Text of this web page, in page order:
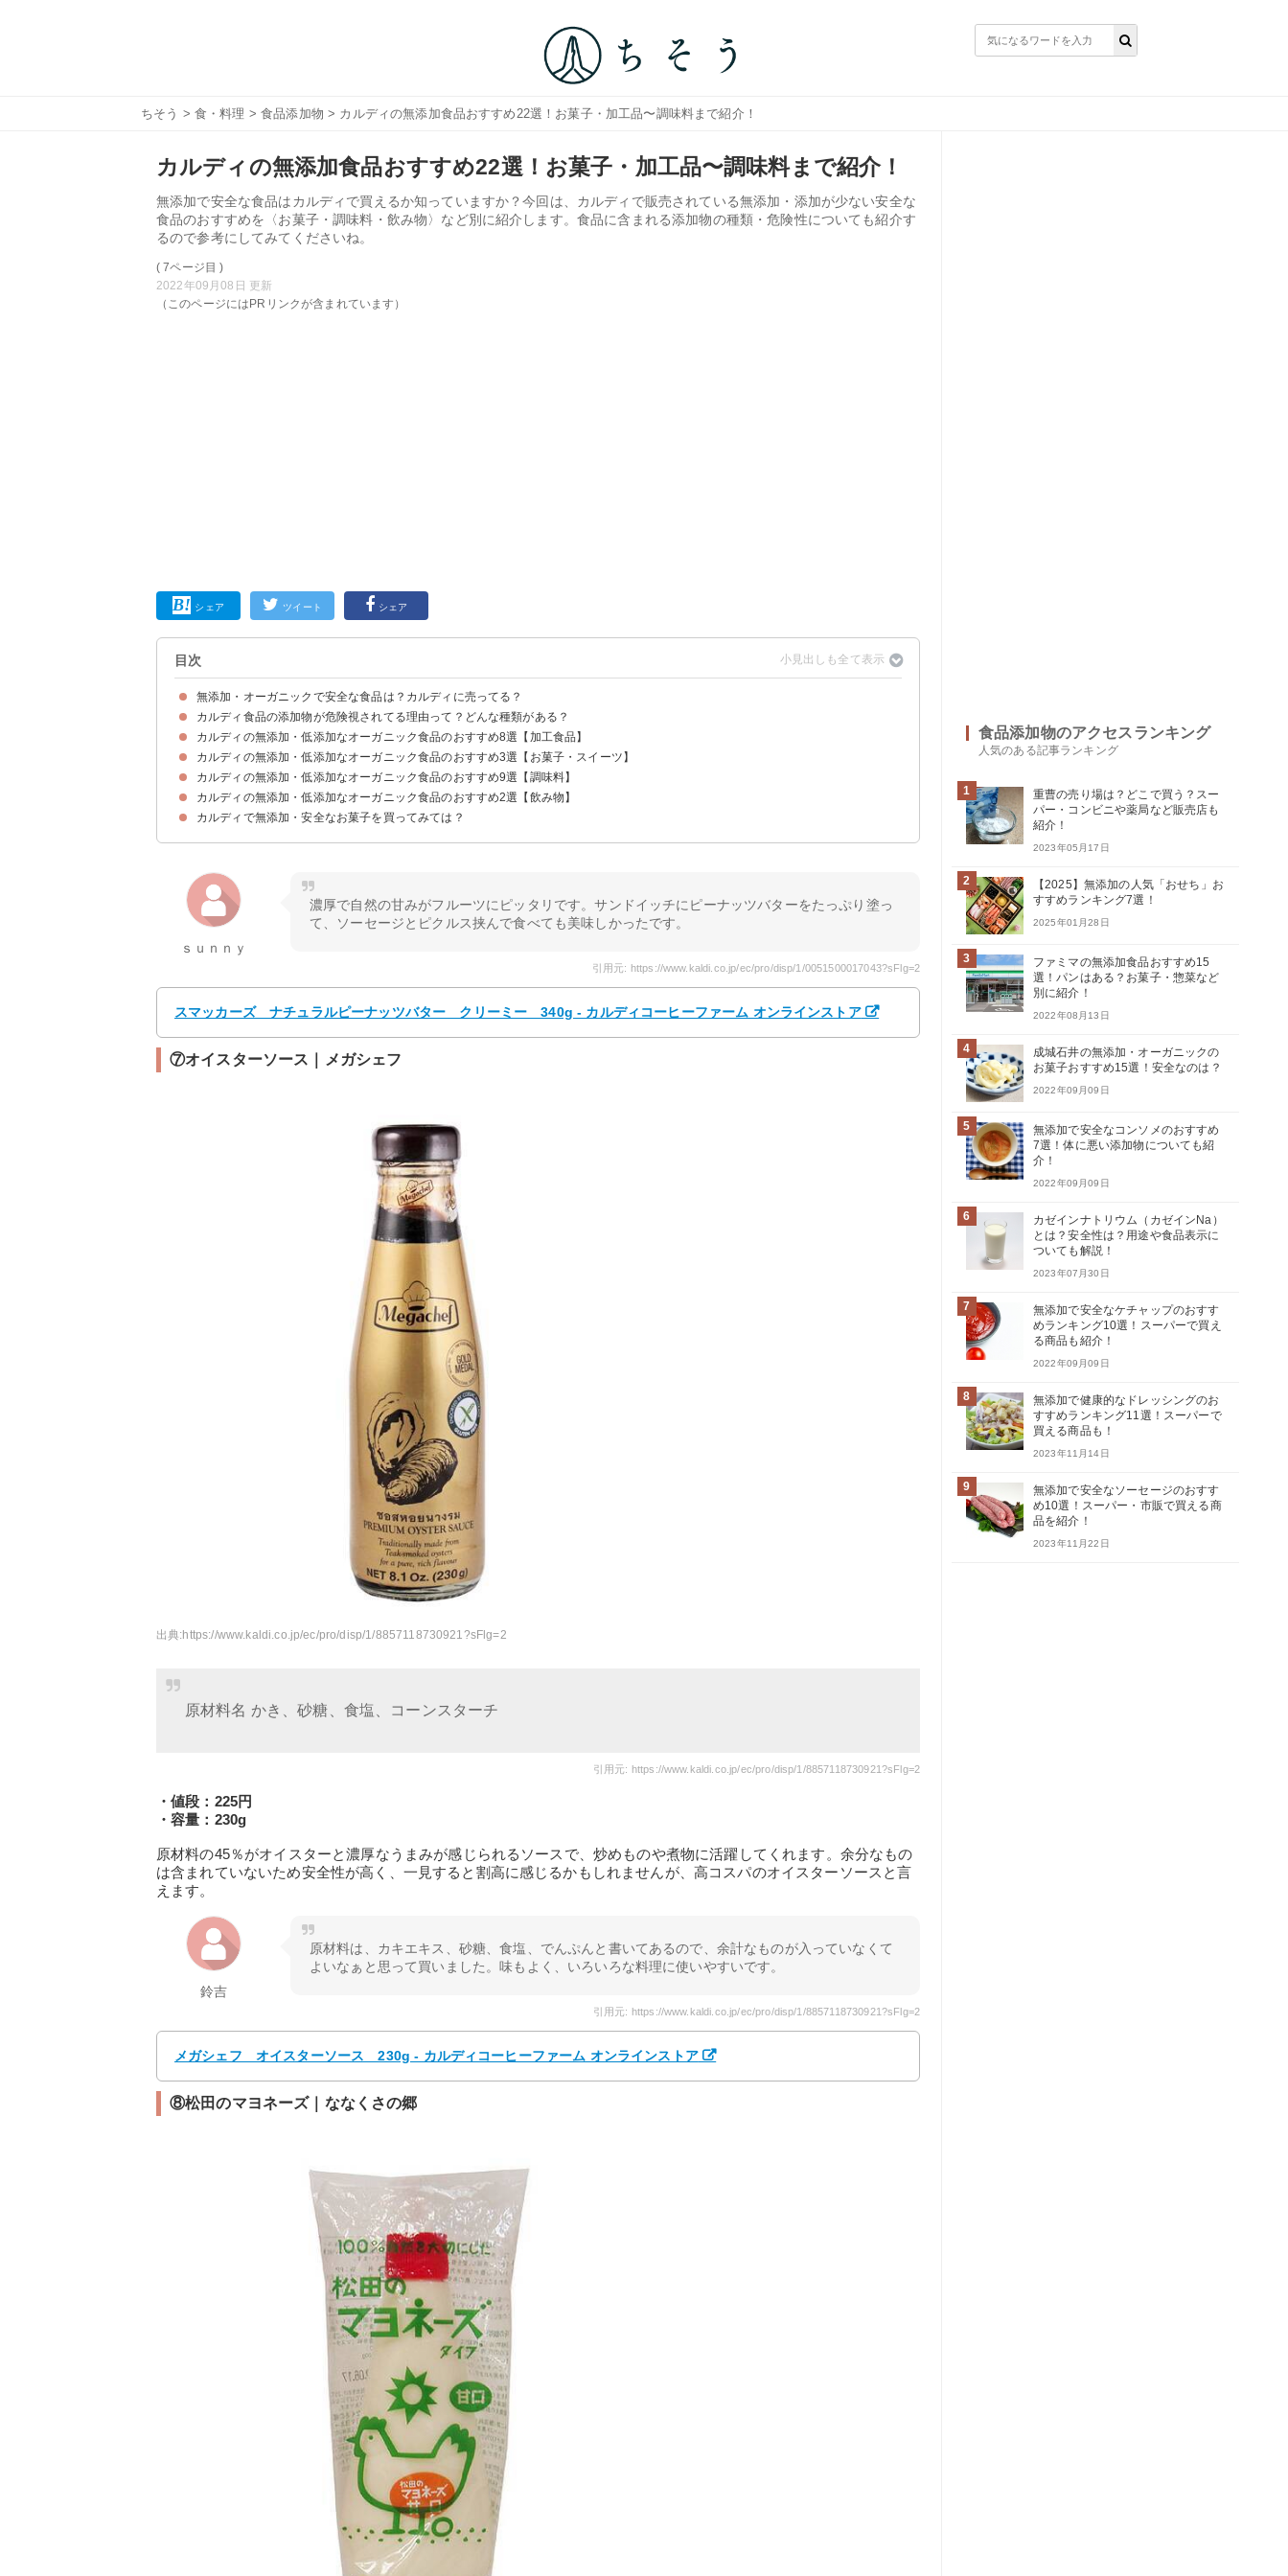
ちそう > 食・料理 >食品添加物 > カルディの無添加食品おすすめ22選！お菓子・加工品〜調味料まで紹介！
カルディの無添加食品おすすめ22選！お菓子・加工品〜調味料まで紹介！
無添加で安全な食品はカルディで買えるか知っていますか？今回は、カルディで販売されている無添加・添加が少ない安全な
食品のおすすめを〈お菓子・調味料・飲み物〉など別に紹介します。食品に含まれる添加物の種類・危険性についても紹介す
るので参考にしてみてくださいね。
( 7ページ目 )
2022年09月08日 更新
（このページにはPRリンクが含まれています）
シェア ツイート シェア
目次
無添加・オーガニックで安全な食品は？カルディに売ってる？
カルディ食品の添加物が危険視されてる理由って？どんな種類がある？
添加物①保存料・防腐剤
添加物②人工甘味料
添加物③着色料
カルディの無添加・低添加なオーガニック食品のおすすめ8選【加工食品】
①パスタソースボロネーゼウィズバローロ｜フレスキサポーリ
②レモンチキンカレー｜カルディ
③ホットケーキミックス｜ママズキッチン
④グリーンカレーペースト｜メープロイ
⑤ジャルフレージ｜ギータ
⑥韓国ふりかけジャバン海苔｜韓国キッチン
⑦プロシュート切り落とし｜カルディ
⑧有機シリアルファイバープレミアム｜エルサンク・ジャポン
カルディの無添加・低添加なオーガニック食品のおすすめ3選【お菓子・スイーツ】
①メープルくるみ｜カルディ
②フルーツ＆ナッツミックス｜カルディ
③三温糖きなこねじり｜もへじ
カルディの無添加・低添加なオーガニック食品のおすすめ9選【調味料】
①にんにくごたれ｜信州自然王国
②有機ライム果汁｜ライムリービオ
③マスタードイエロー｜スパイスコートオーガニック
④ほんスープチキン｜萬有栄養
⑤厳選白だし｜もへじ
⑥ナチュラルピーナッツバター｜スマッカーズ
⑦オイスターソース｜メガシェフ
⑧松田のマヨネーズ｜ななくさの郷
⑨野菜がいっぱいごぼうドレッシング｜カルディ
カルディの無添加・低添加なオーガニック食品のおすすめ2選【飲み物】
①もへじ鹿児島県産ごぼう茶｜もへじ
②カフェカルディドリップ有機プレミアムブレンド｜カルディ
カルディで無添加・安全なお菓子を買ってみては？
ｓｕｎｎｙ
濃厚で自然の甘みがフルーツにピッタリです。サンドイッチにピーナッツバターをたっぷり塗っ
て、ソーセージとピクルス挟んで食べても美味しかったです。
引用元: https://www.kaldi.co.jp/ec/pro/disp/1/0051500017043?sFlg=2
スマッカーズ ナチュラルピーナッツバター クリーミー 340g - カルディコーヒーファーム オンラインストア
⑦オイスターソース｜メガシェフ
出典:https://www.kaldi.co.jp/ec/pro/disp/1/8857118730921?sFlg=2
原材料名 かき、砂糖、食塩、コーンスターチ
引用元: https://www.kaldi.co.jp/ec/pro/disp/1/8857118730921?sFlg=2
・値段：225円
・容量：230g
原材料の45％がオイスターと濃厚なうまみが感じられるソースで、炒めものや煮物に活躍してくれます。余分なもの
は含まれていないため安全性が高く、一見すると割高に感じるかもしれませんが、高コスパのオイスターソースと言
えます。
鈴吉
原材料は、カキエキス、砂糖、食塩、でんぷんと書いてあるので、余計なものが入っていなくて
よいなぁと思って買いました。味もよく、いろいろな料理に使いやすいです。
引用元: https://www.kaldi.co.jp/ec/pro/disp/1/8857118730921?sFlg=2
メガシェフ オイスターソース 230g - カルディコーヒーファーム オンラインストア
⑧松田のマヨネーズ｜ななくさの郷
食品添加物のアクセスランキング
人気のある記事ランキング
1
重曹の売り場は？どこで買う？スー
パー・コンビニや薬局など販売店も
紹介！
2023年05月17日
2
【2025】無添加の人気「おせち」お
すすめランキング7選！
2025年01月28日
3
ファミマの無添加食品おすすめ15
選！パンはある？お菓子・惣菜など
別に紹介！
2022年08月13日
4
成城石井の無添加・オーガニックの
お菓子おすすめ15選！安全なのは？
2022年09月09日
5
無添加で安全なコンソメのおすすめ
7選！体に悪い添加物についても紹
介！
2022年09月09日
6
カゼインナトリウム（カゼインNa）
とは？安全性は？用途や食品表示に
ついても解説！
2023年07月30日
7
無添加で安全なケチャップのおすす
めランキング10選！スーパーで買え
る商品も紹介！
2022年09月09日
8
無添加で健康的なドレッシングのお
すすめランキング11選！スーパーで
買える商品も！
2023年11月14日
9
無添加で安全なソーセージのおすす
め10選！スーパー・市販で買える商
品を紹介！
2023年11月22日